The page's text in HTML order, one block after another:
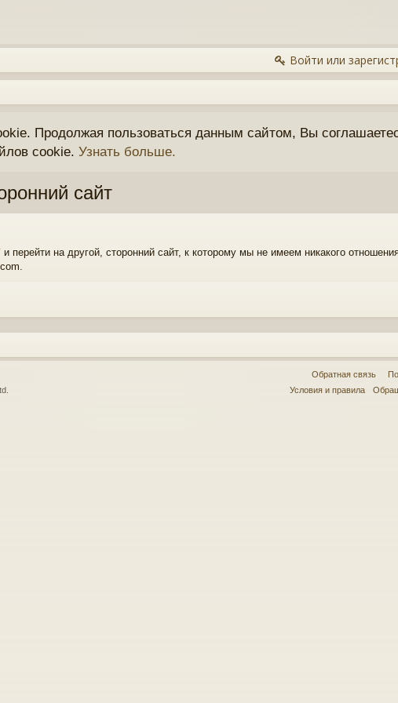
Войти или
Продолжая пользоваться данным сайтом, Вы
cookie. Узнать больше.
сайт
перейти на другой, сторонний сайт, к которому мы не имеем никакого
Обратная связь
Условия и правила